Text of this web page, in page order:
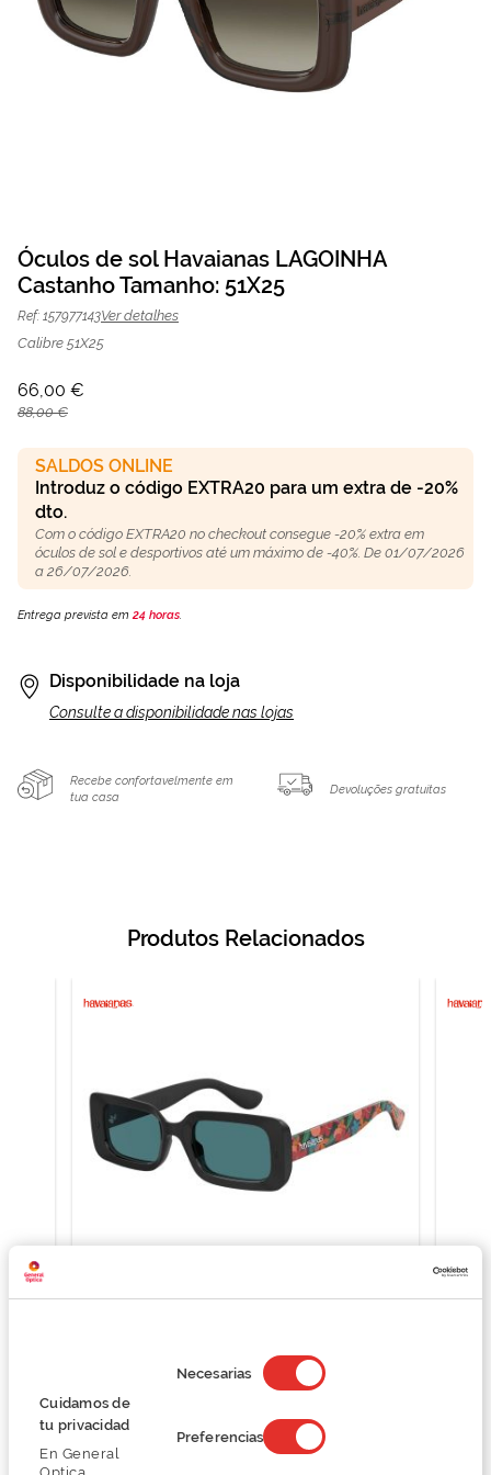
Cuidamos de
tu privacidad
En General
de
consentimiento
Necesarias
Preferencias
Óculos de sol Havaianas LAGOINHA
Castanho | Mais Optica
para
o
início
Galeria
de
Óculos de sol Havaianas LAGOINHA
Castanho Tamanho: 51X25
Ref: 157977143Ver detalhes
Calibre 51X25
66,00 €
88,00 €
SALDOS ONLINE
Introduz o código EXTRA20 para um extra de -20%
dto.
Com o código EXTRA20 no checkout consegue -20% extra em
óculos de sol e desportivos até um máximo de -40%. De 01/07/2026
a 26/07/2026.
Entrega prevista em24 horas.
Disponibilidade na loja
Consulte a disponibilidade nas lojas
Recebe confortavelmente em
tua casa
Devoluções gratuitas
Produtos Relacionados
Havaianas SAMPA